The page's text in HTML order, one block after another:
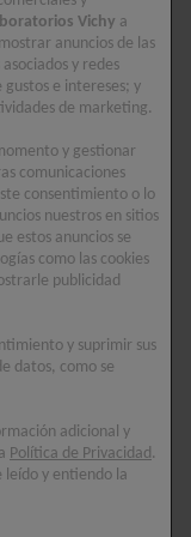
el maquillaje.
Vichy a
anuncios de las
asociados y redes
gustos e intereses; y
de marketing.
y gestionar
comunicaciones
consentimiento o lo
nuestros en sitios
estos anuncios se
como las cookies
publicidad
y suprimir sus
datos, como se
adicional y
Política de Privacidad.
leído y entiendo la